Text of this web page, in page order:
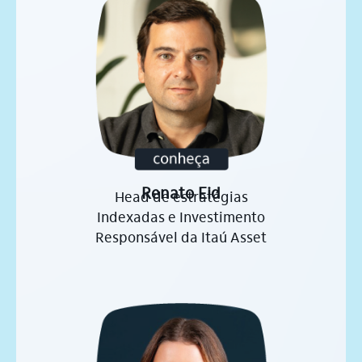
Renato Eid
Head de estratégias
Indexadas e Investimento
Responsável da Itaú Asset